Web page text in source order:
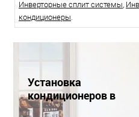
Инверторные сплит системы,
кондиционеры.
Установка
кондиционеров в
Краснодаре